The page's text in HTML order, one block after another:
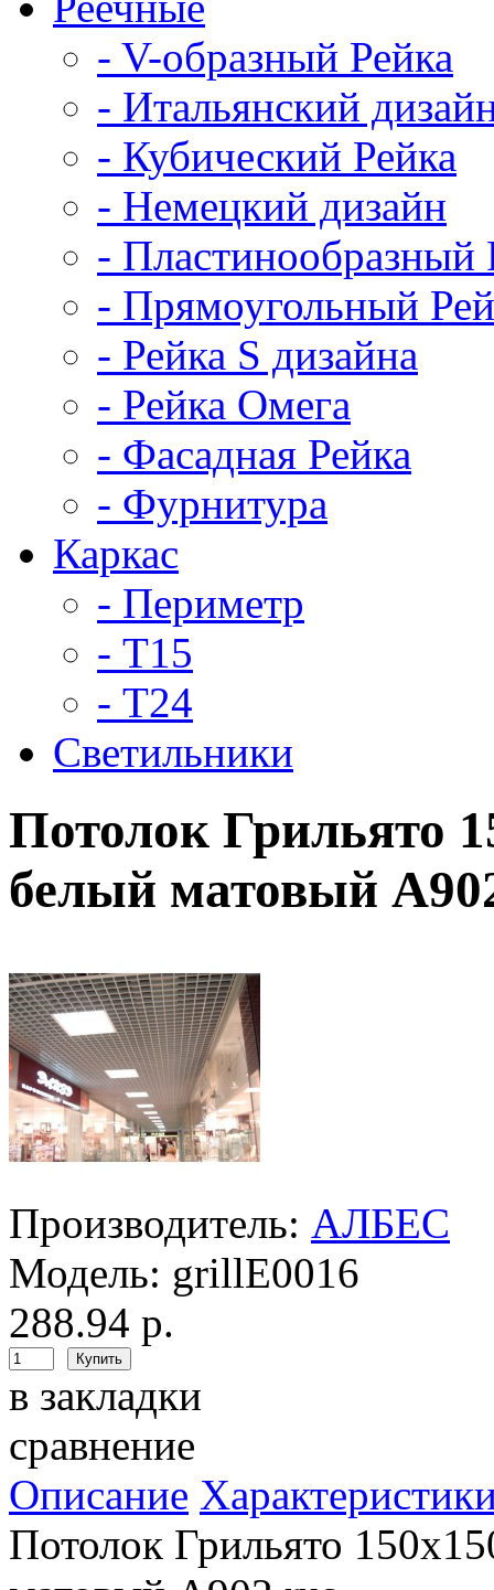
- V-образный Рейка
- Итальянский
- Кубический Рейка
- Немецкий дизайн
- Пластинообразный
- Прямоугольный
- Рейка S дизайна
- Рейка Омега
- Фасадная Рейка
- Фурнитура
Каркас
- Периметр
- Т15
- Т24
Светильники
Потолок Грильято
белый матовый
Производитель: АЛБЕС
Модель: grillE0016
288.94 р.
в закладки
сравнение
Описание
Потолок Грильято